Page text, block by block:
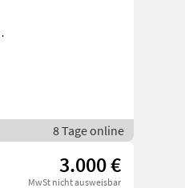
8 Tage online
3.000 €
MwSt nicht ausweisbar